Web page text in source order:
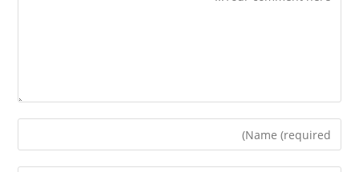
Enter
your
name